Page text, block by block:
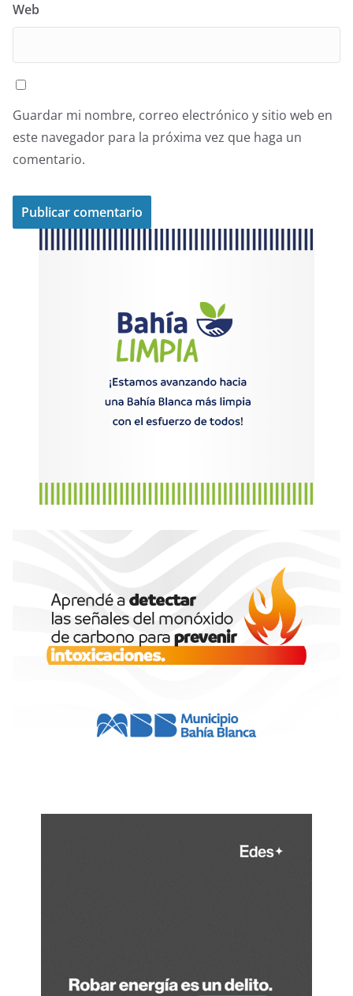
Web
Guardar mi nombre, correo electrónico y sitio web en
este navegador para la próxima vez que haga un
comentario.